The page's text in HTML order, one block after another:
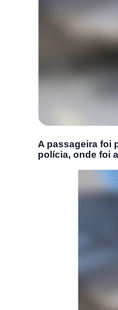
A passageira foi
polícia, onde foi